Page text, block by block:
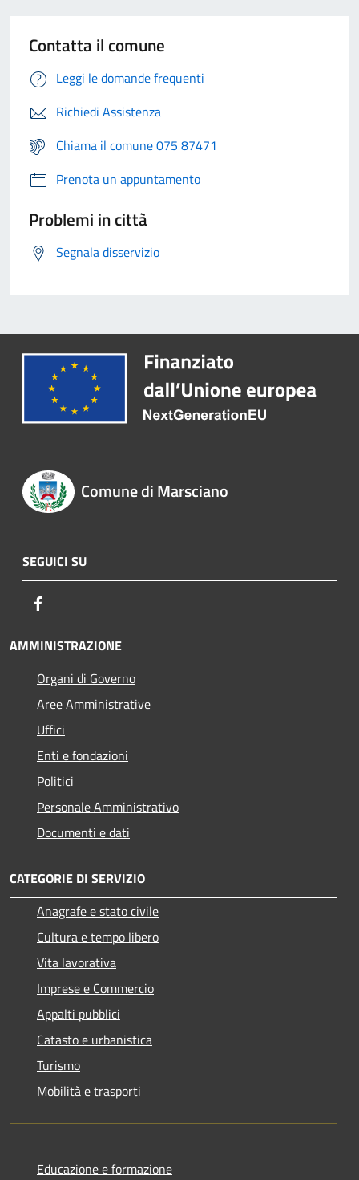
Contatta il comune
Leggi le domande frequenti
Richiedi Assistenza
Chiama il comune 075 87471
Prenota un appuntamento
Problemi in città
Segnala disservizio
Comune di Marsciano
SEGUICI SU
AMMINISTRAZIONE
Organi di Governo
Aree Amministrative
Uffici
Enti e fondazioni
Politici
Personale Amministrativo
Documenti e dati
CATEGORIE DI SERVIZIO
Anagrafe e stato civile
Cultura e tempo libero
Vita lavorativa
Imprese e Commercio
Appalti pubblici
Catasto e urbanistica
Turismo
Mobilità e trasporti
Educazione e formazione